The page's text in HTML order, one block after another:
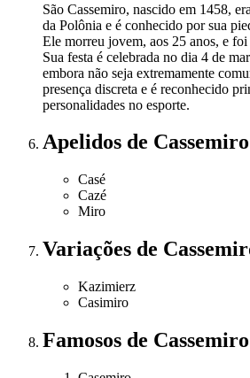
São Cassemiro, nascido em 1458,
da Polônia e é conhecido por sua
Ele morreu jovem, aos 25 anos, e
Sua festa é celebrada no dia 4 de
embora não seja extremamente
presença discreta e é reconhecido
personalidades no esporte.
Apelidos de Cassemiro
Casé
Cazé
Miro
Variações de
Kazimierz
Casimiro
Famosos de Cassemiro